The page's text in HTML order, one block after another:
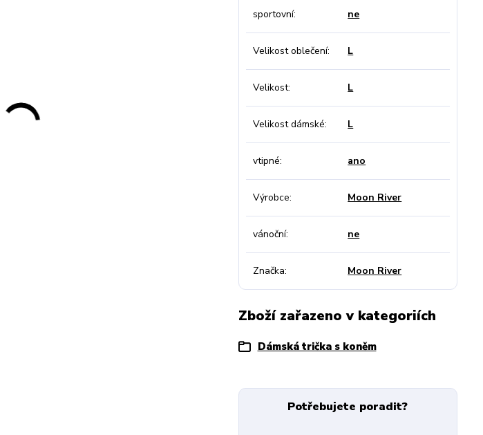
sportovní ne
Velikost oblečení L
Velikost L
Velikost dámské L
vtipné ano
Výrobce Moon River
vánoční ne
Značka Moon River
Zboží zařazeno v kategoriích
Dámská trička s koněm
Potřebujete poradit?